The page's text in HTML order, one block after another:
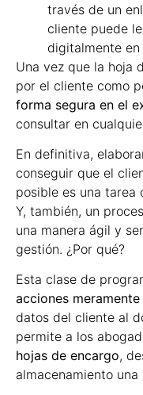
través de un
cliente puede
digitalmente en
Una vez que la hoja
por el cliente como
forma segura en el
consultar en
En definitiva,
conseguir que el
posible es una tarea
Y, también, un
una manera ágil y
gestión. ¿Por qué?
Esta clase de
acciones
datos del cliente al
permite a los
hojas de encargo,
almacenamiento